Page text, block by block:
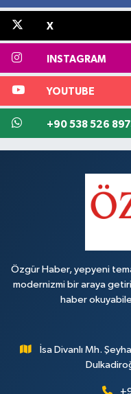
X
INSTAGRAM
YOUTUBE
+90 538 526
Özgür Haber, yepyeni
modernizmi bir araya
haber
İsa Divanlı Mh.